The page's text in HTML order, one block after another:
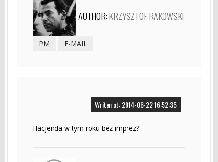
AUTHOR: KRZYSZTOF RAKOWSKI
PM E-MAIL
Writen at: 2014-06-22 16:52:35
Hacjenda w tym roku bez imprez?
------------------------------------------------